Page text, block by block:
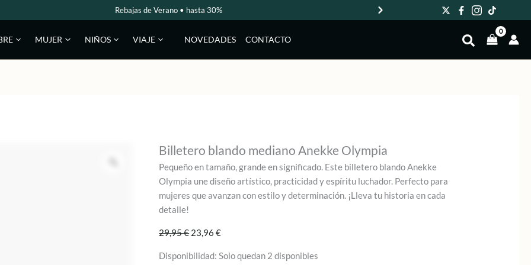
Rebajas de Verano • hasta 30%
MUJER NIÑOS VIAJE NOVEDADES CONTACTO
Billetero blando mediano Anekke Olympia
Pequeño en tamaño, grande en significado. Este billetero blando Anekke
Olympia une diseño artístico, practicidad y espíritu luchador. Perfecto para
mujeres que avanzan con estilo y determinación. ¡Lleva tu historia en cada
detalle!
29,95€ El
original
23,96€El
actual
Disponibilidad: Solo quedan 2 disponibles